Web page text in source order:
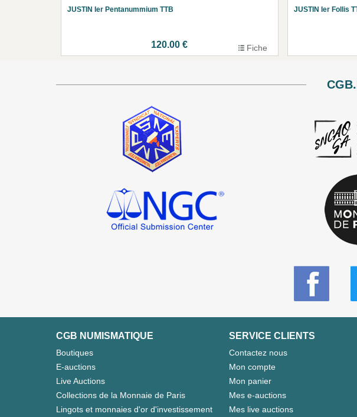
JUSTIN Ier Pentanummium TTB
120.00 € Fiche
JUSTIN Ier Follis
CGB NUMISMATIQUE
Boutiques
E-auctions
Live Auctions
Collections de la Monnaie de Paris
Lingots et monnaies d'or d'investissement
SERVICE CLIENTS
Contactez nous
Mon compte
Mon panier
Mes e-auctions
Mes live auctions